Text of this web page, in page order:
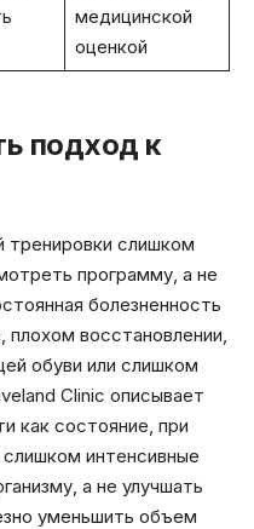
медицинской
оценкой
подход к
тренировки слишком
программу, а не
болезненность
восстановлении,
обуви или слишком
Clinic описывает
как состояние, при
интенсивные
а не улучшать
уменьшить объем